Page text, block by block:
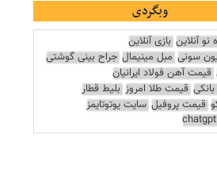
وبگردی
نو آنلاین بازی آنلاین
سونی مبل مینیمال جراح بینی گوشتی
قیمت آهن فولاد ایرانیان
قیمت طلا امروز بلیط قطار
قیمت پروفیل سایت یوتوتایمز